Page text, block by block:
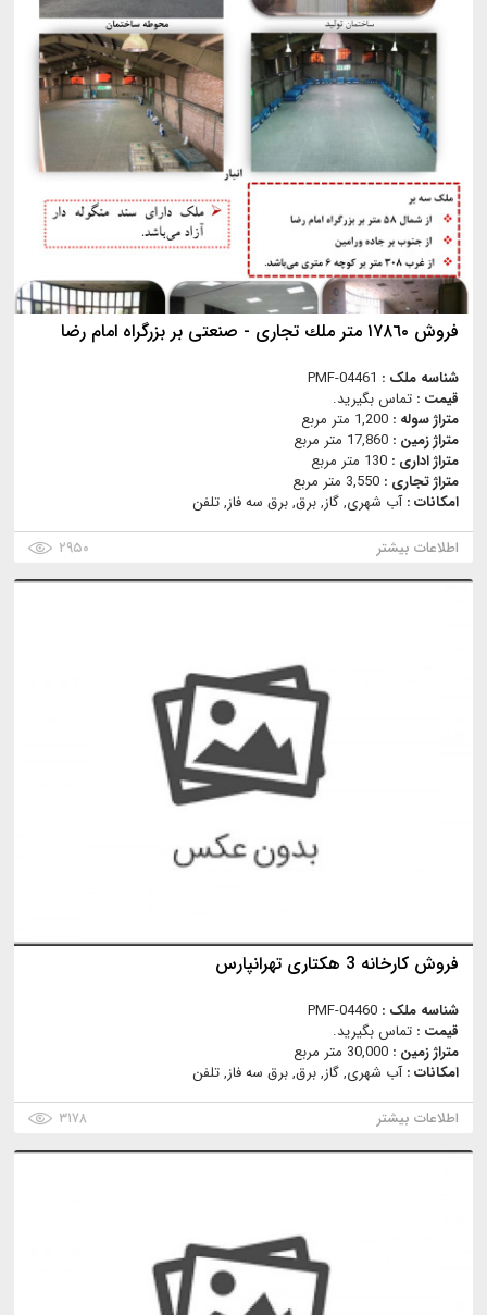
فروش ١٧٨٦٠ متر ملك تجاری - صنعتی بر بزرگراه امام رضا
شناسه ملک : PMF-04461
قیمت : تماس بگیرید.
متراژ سوله : 1,200 متر مربع
متراژ زمین : 17,860 متر مربع
متراژ اداری : 130 متر مربع
متراژ تجاری : 3,550 متر مربع
امکانات :آب شهری, گاز, برق, برق سه فاز, تلفن
اطلاعات بیشتر
۲۹۵۰
فروش کارخانه 3 هکتاری تهرانپارس
شناسه ملک : PMF-04460
قیمت : تماس بگیرید.
متراژ زمین : 30,000 متر مربع
امکانات :آب شهری, گاز, برق, برق سه فاز, تلفن
اطلاعات بیشتر
۳۱۷۸